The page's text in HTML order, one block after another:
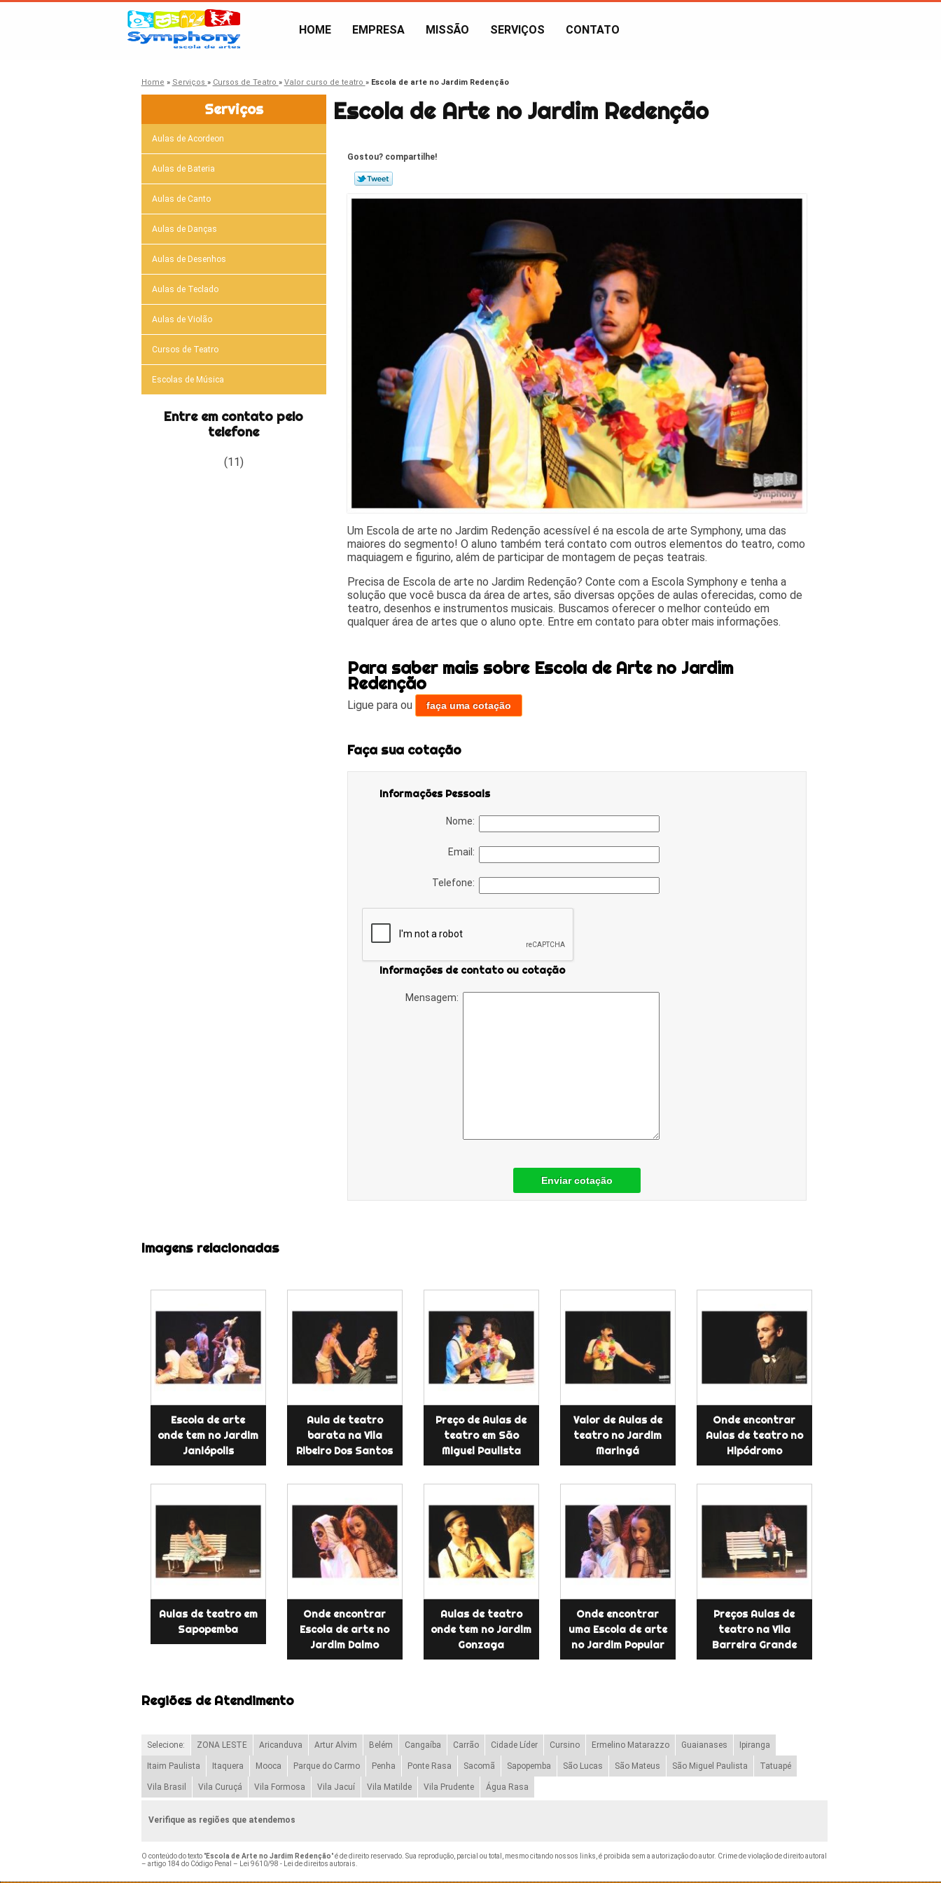
HOME EMPRESA MISSÃO SERVIÇOS CONTATO
Home » Serviços » Cursos de Teatro » Valor curso de teatro » Escola de arte no Jardim Redenção
Serviços
Aulas de Acordeon
Aulas de Bateria
Aulas de Canto
Aulas de Danças
Aulas de Desenhos
Aulas de Teclado
Aulas de Violão
Cursos de Teatro
Escolas de Música
Entre em contato pelo
telefone
(11)
Escola de Arte no Jardim Redenção
Gostou? compartilhe!
Um Escola de arte no Jardim Redenção acessível é na escola de arte Symphony, uma das
maiores do segmento! O aluno também terá contato com outros elementos do teatro, como
maquiagem e figurino, além de participar de montagem de peças teatrais.
Precisa de Escola de arte no Jardim Redenção? Conte com a Escola Symphony e tenha a
solução que você busca da área de artes, são diversas opções de aulas oferecidas, como de
teatro, desenhos e instrumentos musicais. Buscamos oferecer o melhor conteúdo em
qualquer área de artes que o aluno opte. Entre em contato para obter mais informações.
Para saber mais sobre Escola de Arte no Jardim
Redenção
Ligue para ou faça uma cotação
Faça sua cotação
Informações Pessoais
Nome:
Email:
Telefone:
Informações de contato ou cotação
Mensagem:
Enviar cotação
Imagens relacionadas
Escola de arte
onde tem no Jardim
Janiópolis
Aula de teatro
barata na Vila
Ribeiro Dos Santos
Preço de Aulas de
teatro em São
Miguel Paulista
Valor de Aulas de
teatro no Jardim
Maringá
Onde encontrar
Aulas de teatro no
Hipódromo
Aulas de teatro em
Sapopemba
Onde encontrar
Escola de arte no
Jardim Dalmo
Aulas de teatro
onde tem no Jardim
Gonzaga
Onde encontrar
uma Escola de arte
no Jardim Popular
Preços Aulas de
teatro na Vila
Barreira Grande
Regiões de Atendimento
Selecione: ZONA LESTE Aricanduva Artur Alvim Belém Cangaíba Carrão Cidade Líder Cursino Ermelino Matarazzo Guaianases Ipiranga
Itaim Paulista Itaquera Mooca Parque do Carmo Penha Ponte Rasa Sacomã Sapopemba São Lucas São Mateus São Miguel Paulista Tatuapé
Vila Brasil Vila Curuçá Vila Formosa Vila Jacuí Vila Matilde Vila Prudente Água Rasa
Verifique as regiões que atendemos
O conteúdo do texto "Escola de Arte no Jardim Redenção" é de direito reservado. Sua reprodução, parcial ou total, mesmo citando nossos links, é proibida sem a autorização do autor. Crime de violação de direito autoral
– artigo 184 do Código Penal – Lei 9610/98 - Lei de direitos autorais.